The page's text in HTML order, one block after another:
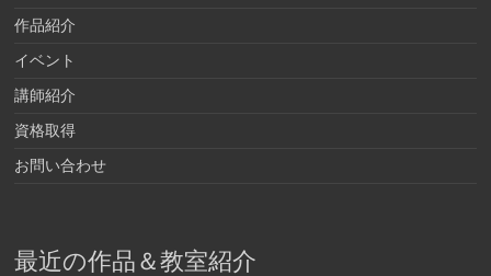
作品紹介
イベント
講師紹介
資格取得
お問い合わせ
最近の作品＆教室紹介